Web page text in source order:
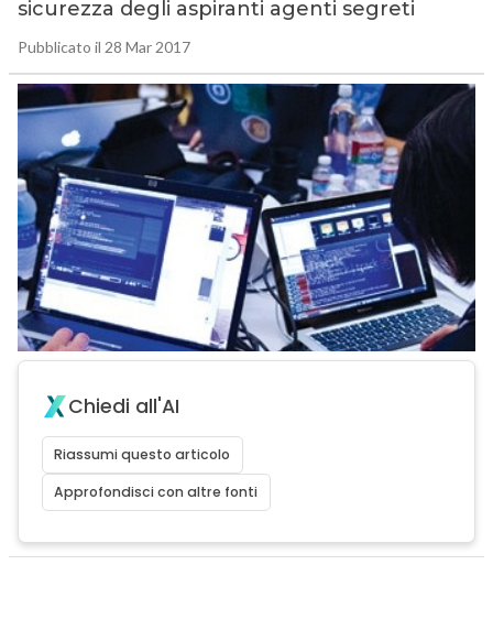
sicurezza degli aspiranti agenti segreti
Pubblicato il 28 Mar 2017
Chiedi all'AI
Riassumi questo articolo
Approfondisci con altre fonti